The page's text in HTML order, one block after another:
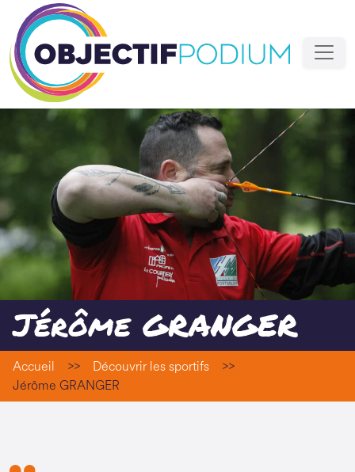
Jérôme GRANGER
Accueil >> Découvrir les sportifs
>>
Jérôme GRANGER